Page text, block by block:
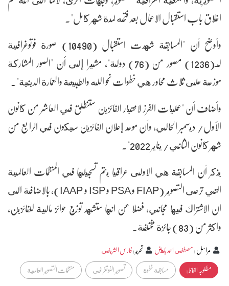
اغلاق باب استقبال الاعمال بعد فتحه لمدة شهر كامل".
وأوضح أن "المسابقة شهدت استقبال (10490) صورة فوتوغرافية
لـ(1236) مصور من (76) دولة"، مشيرا إلى أن "الصور المشاركة
موزعة على ثلاث محاور هي خطوات نحو الله والطبيعة والعمارة الدينية".
وأضاف أن "عمليات الفرز لاختيار الفائزين ستنطلق في العاشر من كانون
الأول/ ديسمبر الحالي، وأن موعد إعلان الفائزين سيكون في الرابع من
شهر كانون الثاني/ يناير 2022".
يذكر أن المسابقة هي الاولى عراقيا يتم تسجيلها في المنظمات العالمية
التي ترعى التصوير (FIAP و PSA و ISP و IAAP)، بالاضافة الى
ان الاشتراك فيها مجاني، فضلا عن انها ستشهد توزيع حوائز مالية للفائزين،
واكثر من (83) جائزة مختلفة.
مراسل:مصطفى احمد باهض تحرير:فارس الشريفي
مطلوبہ الفاظ :
مسابقة خطوة تصوير الفوتغرافي منظمات التصوير العالمية